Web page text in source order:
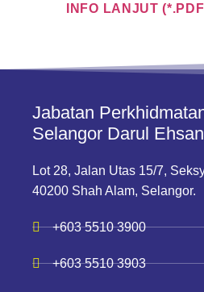
INFO LANJUT
Jabatan
Selangor Darul Ehsan
Lot 28, Jalan Utas 15/7,
40200 Shah Alam, Selangor.
+603 5510 3900
+603 5510 3903